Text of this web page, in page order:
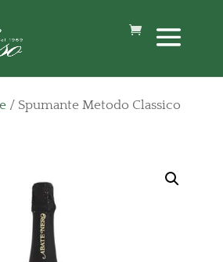
/ Spumante Metodo Classico